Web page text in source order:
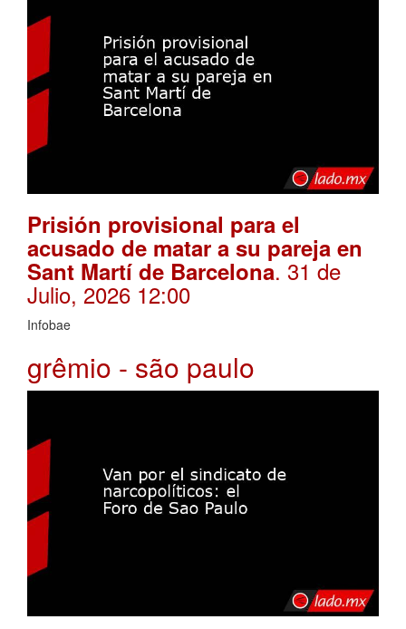
Prisión provisional para el
acusado de matar a su pareja en
Sant Martí de Barcelona. 31 de
Julio, 2026 12:00
Infobae
grêmio - são paulo